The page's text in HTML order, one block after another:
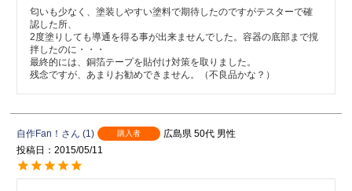
匂いも少なく、塗装しやすい塗料で期待したのですがテスターで確
認した所、
2度塗りしても導通を得る事が出来ませんでした。容器の底部まで撹
拌したのに・・・
最終的には、銅箔テープを貼付け対策を取りました。
残念ですが、あまりお勧めできません。（不良品かな？）
自作Fan！ 1 購入者 広島県 50代 男性
投稿日
2015/05/11